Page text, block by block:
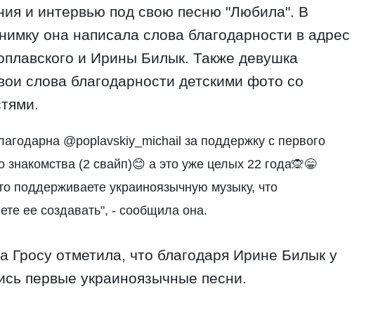
и интервью под свою песню "Любила". В
она написала слова благодарности в адрес
и Ирины Билык. Также девушка
слова благодарности детскими фото со
@poplavskiy_michail за поддержку с первого
знакомства (2 свайп)😊 а это уже целых 22 года🙊😁
поддерживаете украиноязычную музыку, что
ее создавать", - сообщила она.
Гросу отметила, что благодаря Ирине Билык у
первые украиноязычные песни.